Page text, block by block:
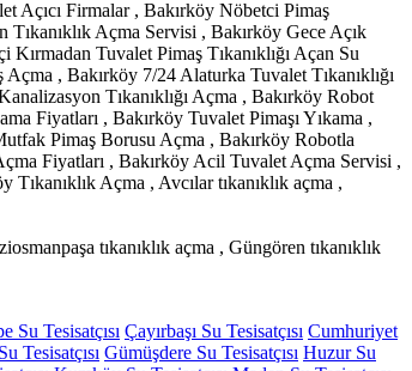
Açıcı Firmalar , Bakırköy Nöbetci Pimaş
Tıkanıklık Açma Servisi , Bakırköy Gece Açık
Kırmadan Tuvalet Pimaş Tıkanıklığı Açan Su
, Bakırköy 7/24 Alaturka Tuvalet Tıkanıklığı
Tıkanıklığı Açma , Bakırköy Robot
Fiyatları , Bakırköy Tuvalet Pimaşı Yıkama ,
Pimaş Borusu Açma , Bakırköy Robotla
Fiyatları , Bakırköy Acil Tuvalet Açma Servisi ,
Açma , Avcılar tıkanıklık açma ,
tıkanıklık açma , Güngören tıkanıklık
Su Tesisatçısı Çayırbaşı Su Tesisatçısı Cumhuriyet
Tesisatçısı Gümüşdere Su Tesisatçısı Huzur Su